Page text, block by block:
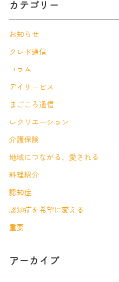
カテゴリー
お知らせ
クレド通信
コラム
デイサービス
まごころ通信
レクリエーション
介護保険
地域につながる、愛される
料理紹介
認知症
認知症を希望に変える
重要
アーカイブ